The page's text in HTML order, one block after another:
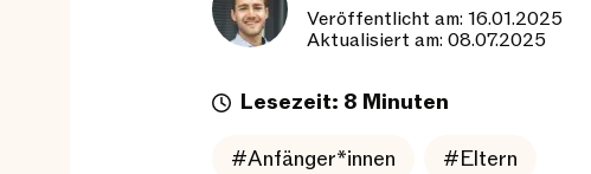
Veröffentlicht am: 16.01.2025
Aktualisiert am: 08.07.2025
Lesezeit: 8 Minuten
#Anfänger*innen #Eltern